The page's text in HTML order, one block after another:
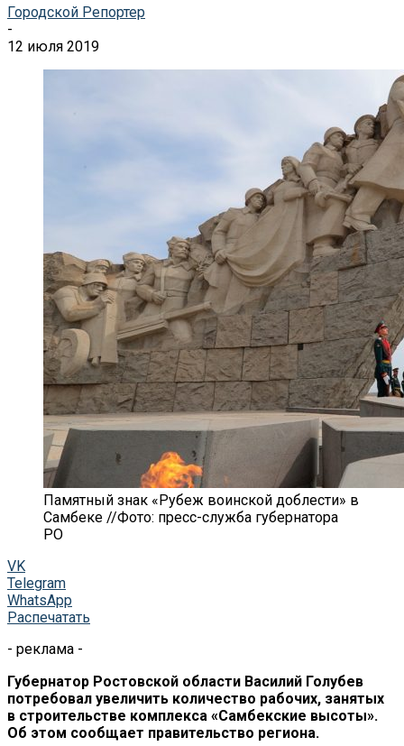
Городской Репортер
-
12 июля 2019
Памятный знак «Рубеж воинской доблести» в
Самбеке //Фото: пресс-служба губернатора
РО
VK
Telegram
WhatsApp
Распечатать
- реклама -
Губернатор Ростовской области Василий Голубев
потребовал увеличить количество рабочих, занятых
в строительстве комплекса «Самбекские высоты».
Об этом сообщает правительство региона.